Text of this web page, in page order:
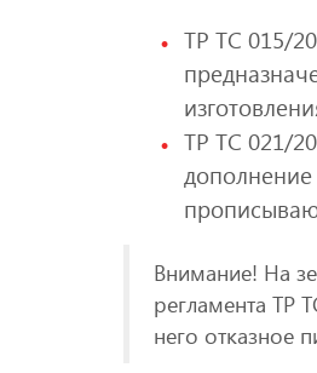
ТР ТС 015/
ТР ТС 021/
дополнение
Внимание! На
регламента ТР
него отказное